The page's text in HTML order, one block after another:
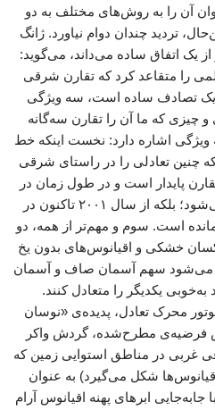
آن را به روش‌های مختلف به دو
تردید چندان دوام نیاورد. ژانگ
یک اتفاق ساده می‌داند، می‌گوید:
را متقاعد کرد که تقارن شرقی
یک تصادف ساده است، سه ویژگی
و چیزی که ما آن را تقارن سه‌گانه
ویژگی اشاره دارد: نخست اینکه خط
تعادلی را در راستای شرقی
پایدار است و در طول زمان در
نقاط مختلف زمین جابه‌جا نمی‌شود؛ بلکه از سال ۲۰۰۱ تاکنون در
مانده است. سوم و مهم‌تر از همه، دو
خشکی و اقیانوس‌های بدون یخ
می‌شود سهم آسمان صاف و آسمان
یکدیگر را متعادل کنند.
محرک تعادل، پدیده‌ی «نوسان
فرضیه‌ی مطرح‌شده، گردش واکر
غربی در مناطق استوایی زمین که
شکل می‌گیرد) به عنوان
ابرهای پهنه اقیانوس آرام